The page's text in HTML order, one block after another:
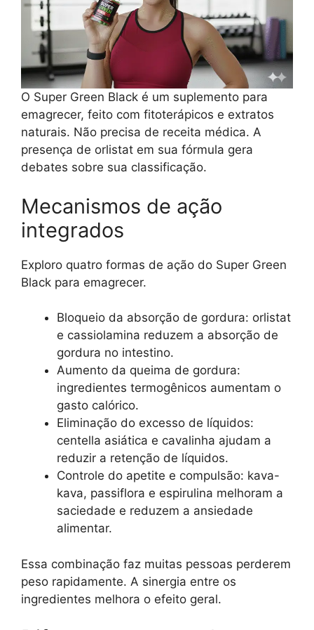
O Super Green Black é um suplemento para
emagrecer, feito com fitoterápicos e extratos
naturais. Não precisa de receita médica. A
presença de orlistat em sua fórmula gera
debates sobre sua classificação.
Mecanismos de ação
integrados
Exploro quatro formas de ação do Super Green
Black para emagrecer.
Bloqueio da absorção de gordura: orlistat
e cassiolamina reduzem a absorção de
gordura no intestino.
Aumento da queima de gordura:
ingredientes termogênicos aumentam o
gasto calórico.
Eliminação do excesso de líquidos:
centella asiática e cavalinha ajudam a
reduzir a retenção de líquidos.
Controle do apetite e compulsão: kava-
kava, passiflora e espirulina melhoram a
saciedade e reduzem a ansiedade
alimentar.
Essa combinação faz muitas pessoas perderem
peso rapidamente. A sinergia entre os
ingredientes melhora o efeito geral.